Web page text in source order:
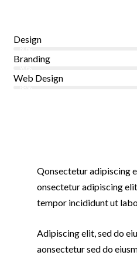
Design
Branding
Web Design
Qonsectetur adipiscing
onsectetur adipiscing
tempor incididunt ut
Adipiscing elit, sed do
aonsectetur sed do